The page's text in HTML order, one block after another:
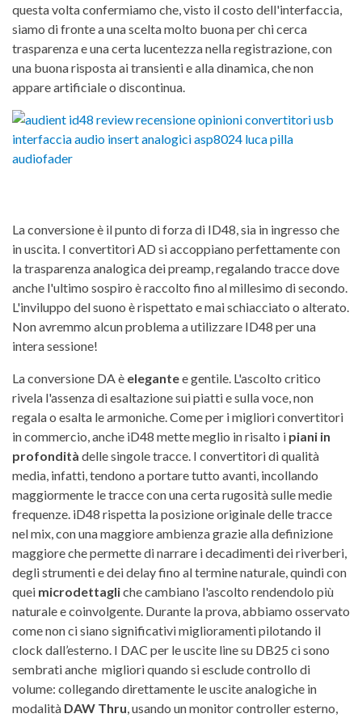
questa volta confermiamo che, visto il costo dell'interfaccia,
siamo di fronte a una scelta molto buona per chi cerca
trasparenza e una certa lucentezza nella registrazione, con
una buona risposta ai transienti e alla dinamica, che non
appare artificiale o discontinua.
La conversione è il punto di forza di ID48, sia in ingresso che
in uscita. I convertitori AD si accoppiano perfettamente con
la trasparenza analogica dei preamp, regalando tracce dove
anche l'ultimo sospiro è raccolto fino al millesimo di secondo.
L'inviluppo del suono è rispettato e mai schiacciato o alterato.
Non avremmo alcun problema a utilizzare ID48 per una
intera sessione!
La conversione DA è elegantee gentile. L'ascolto critico
rivela l'assenza di esaltazione sui piatti e sulla voce, non
regala o esalta le armoniche. Come per i migliori convertitori
in commercio, anche iD48 mette meglio in risalto i piani in
profondità delle singole tracce. I convertitori di qualità
media, infatti, tendono a portare tutto avanti, incollando
maggiormente le tracce con una certa rugosità sulle medie
frequenze. iD48 rispetta la posizione originale delle tracce
nel mix, con una maggiore ambienza grazie alla definizione
maggiore che permette di narrare i decadimenti dei riverberi,
degli strumenti e dei delay fino al termine naturale, quindi con
quei microdettagliche cambiano l'ascolto rendendolo più
naturale e coinvolgente. Durante la prova, abbiamo osservato
come non ci siano significativi miglioramenti pilotando il
clock dall’esterno. I DAC per le uscite line su DB25 ci sono
sembrati anche migliori quando si esclude controllo di
volume: collegando direttamente le uscite analogiche in
modalità DAW Thru, usando un monitor controller esterno,